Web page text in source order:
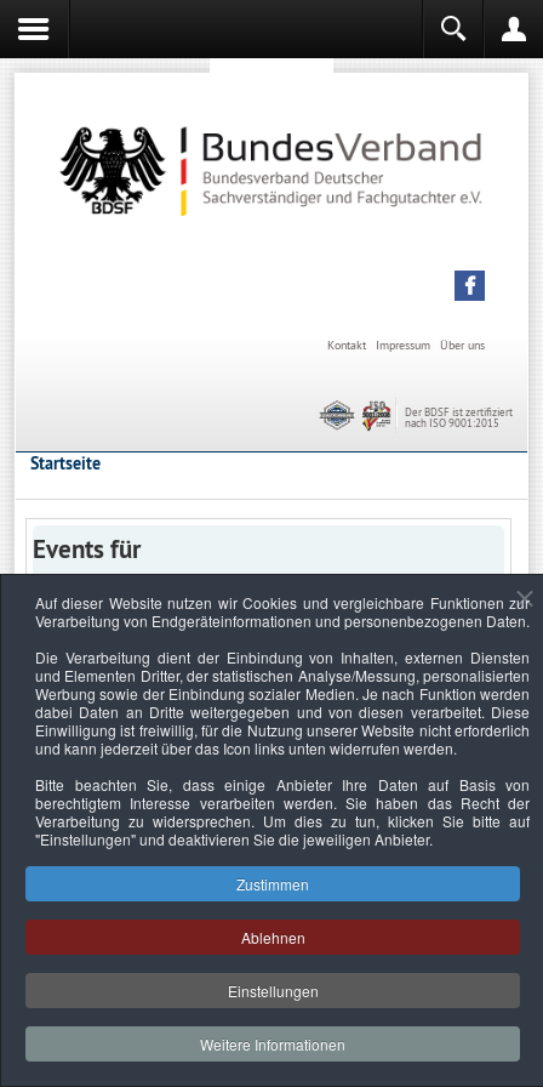
Über uns
Impressum
Kontakt
Der BDSF ist zertifiziert
nach ISO 9001:2015
Startseite
Events für
Keine Termine
Datenschutzerklärung Urheberrechtsnachweise Nachhaltigkeit
Copyright © 2026. Bundesverband Deutscher
Sachverständiger und Fachgutachter e.V..
Auf dieser Website nutzen wir Cookies und vergleichbare Funktionen zur
Verarbeitung von Endgeräteinformationen und personenbezogenen Daten.
Die Verarbeitung dient der Einbindung von Inhalten, externen Diensten
und Elementen Dritter, der statistischen Analyse/Messung, personalisierten
Werbung sowie der Einbindung sozialer Medien. Je nach Funktion werden
dabei Daten an Dritte weitergegeben und von diesen verarbeitet. Diese
Einwilligung ist freiwillig, für die Nutzung unserer Website nicht erforderlich
und kann jederzeit über das Icon links unten widerrufen werden.
Bitte beachten Sie, dass einige Anbieter Ihre Daten auf Basis von
berechtigtem Interesse verarbeiten werden. Sie haben das Recht der
Verarbeitung zu widersprechen. Um dies zu tun, klicken Sie bitte auf
"Einstellungen"und deaktivieren Sie die jeweiligen Anbieter.
Zustimmen
Ablehnen
Einstellungen
Weitere Informationen